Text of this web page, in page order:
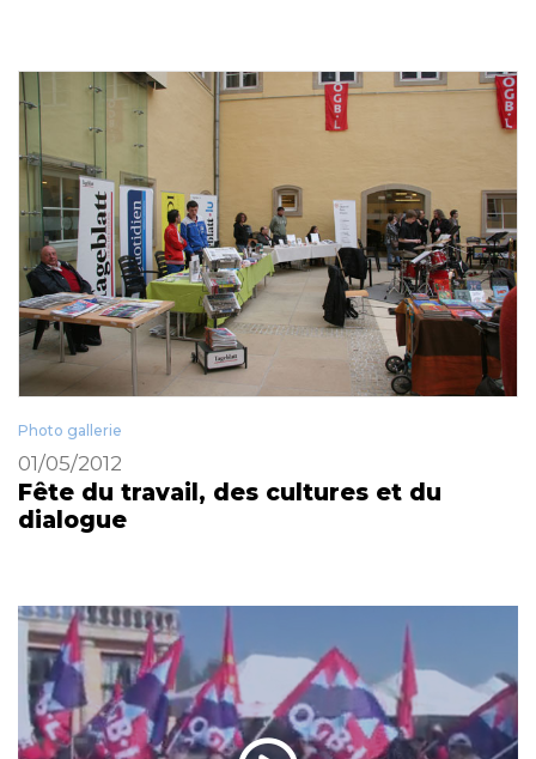
Photo gallerie
01/05/2012
Fête du travail, des cultures et du
dialogue